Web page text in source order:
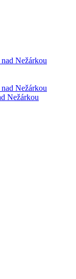
Nežárkou